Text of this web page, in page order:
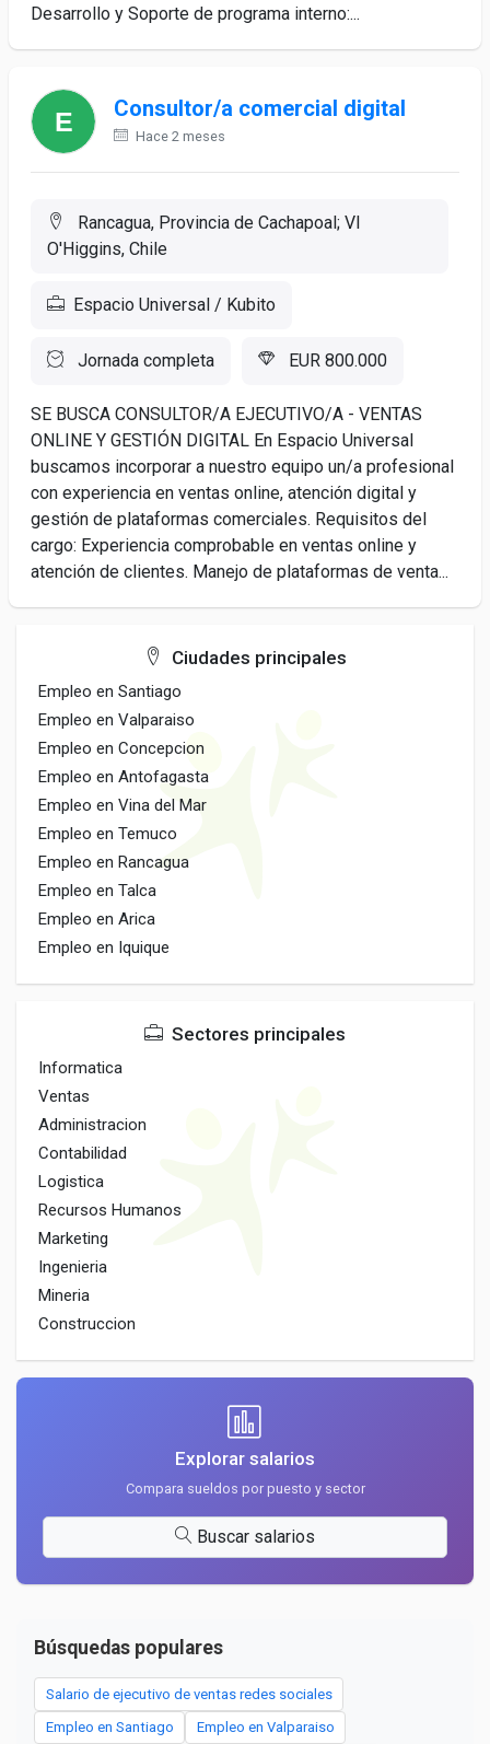
Desarrollo y Soporte de programa interno:...
Consultor/a comercial digital
Hace 2 meses
Rancagua, Provincia de Cachapoal; VI
O'Higgins, Chile
Espacio Universal / Kubito
Jornada completa EUR 800.000
SE BUSCA CONSULTOR/A EJECUTIVO/A - VENTAS
ONLINE Y GESTIÓN DIGITAL En Espacio Universal
buscamos incorporar a nuestro equipo un/a profesional
con experiencia en ventas online, atención digital y
gestión de plataformas comerciales. Requisitos del
cargo: Experiencia comprobable en ventas online y
atención de clientes. Manejo de plataformas de venta...
Ciudades principales
Empleo en Santiago
Empleo en Valparaiso
Empleo en Concepcion
Empleo en Antofagasta
Empleo en Vina del Mar
Empleo en Temuco
Empleo en Rancagua
Empleo en Talca
Empleo en Arica
Empleo en Iquique
Sectores principales
Informatica
Ventas
Administracion
Contabilidad
Logistica
Recursos Humanos
Marketing
Ingenieria
Mineria
Construccion
Explorar salarios
Compara sueldos por puesto y sector
Buscar salarios
Búsquedas populares
Salario de ejecutivo de ventas redes sociales
Empleo en Santiago Empleo en Valparaiso